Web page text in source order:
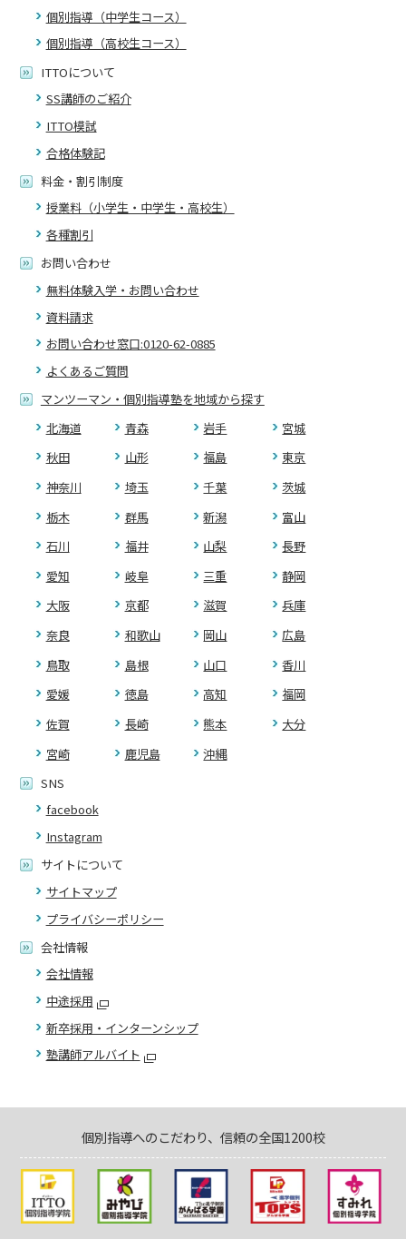
個別指導（中学生コース）
個別指導（高校生コース）
ITTOについて
SS講師のご紹介
ITTO模試
合格体験記
料金・割引制度
授業料（小学生・中学生・高校生）
各種割引
お問い合わせ
無料体験入学・お問い合わせ
資料請求
お問い合わせ窓口:0120-62-0885
よくあるご質問
マンツーマン・個別指導塾を地域から探す
北海道
青森 岩手
宮城
秋田
山形 福島
東京
神奈川
埼玉 千葉
茨城
栃木
群馬 新潟
富山
石川
福井 山梨
長野
愛知
岐阜 三重
静岡
大阪
京都 滋賀
兵庫
奈良
和歌山 岡山
広島
鳥取
島根 山口
香川
愛媛
徳島 高知
福岡
佐賀
長崎 熊本
大分
宮崎
鹿児島
沖縄
SNS
facebook
Instagram
サイトについて
サイトマップ
プライバシーポリシー
会社情報
会社情報
中途採用
新卒採用・インターンシップ
塾講師アルバイト
個別指導へのこだわり、信頼の全国1200校